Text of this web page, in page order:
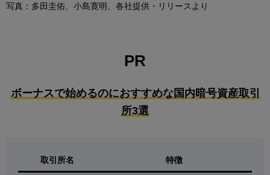
写真：多田圭佑、小島寛明、各社提供・リリースより
PR
ボーナスで始めるのにおすすめな国内暗号資産取引
所3選
取引所名 特徴